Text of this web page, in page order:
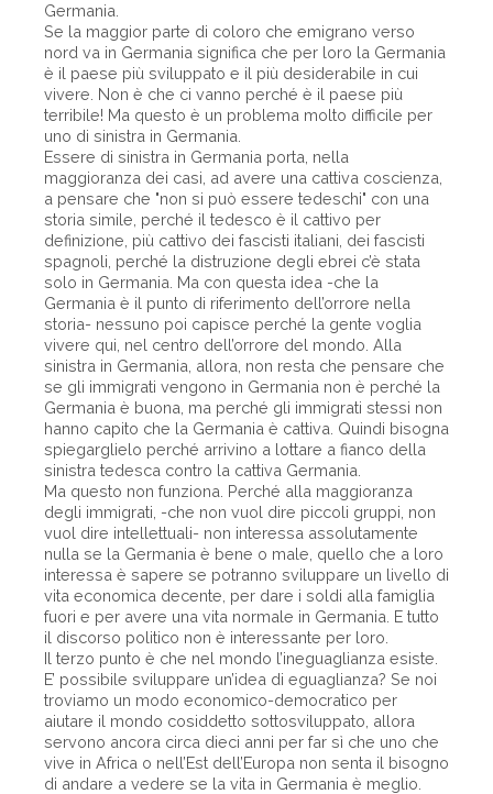
Germania.
Se la maggior parte di coloro che emigrano verso
nord va in Germania significa che per loro la Germania
è il paese più sviluppato e il più desiderabile in cui
vivere. Non è che ci vanno perché è il paese più
terribile! Ma questo è un problema molto difficile per
uno di sinistra in Germania.
Essere di sinistra in Germania porta, nella
maggioranza dei casi, ad avere una cattiva coscienza,
a pensare che "non si può essere tedeschi" con una
storia simile, perché il tedesco è il cattivo per
definizione, più cattivo dei fascisti italiani, dei fascisti
spagnoli, perché la distruzione degli ebrei c’è stata
solo in Germania. Ma con questa idea -che la
Germania è il punto di riferimento dell’orrore nella
storia- nessuno poi capisce perché la gente voglia
vivere qui, nel centro dell’orrore del mondo. Alla
sinistra in Germania, allora, non resta che pensare che
se gli immigrati vengono in Germania non è perché la
Germania è buona, ma perché gli immigrati stessi non
hanno capito che la Germania è cattiva. Quindi bisogna
spiegarglielo perché arrivino a lottare a fianco della
sinistra tedesca contro la cattiva Germania.
Ma questo non funziona. Perché alla maggioranza
degli immigrati, -che non vuol dire piccoli gruppi, non
vuol dire intellettuali- non interessa assolutamente
nulla se la Germania è bene o male, quello che a loro
interessa è sapere se potranno sviluppare un livello di
vita economica decente, per dare i soldi alla famiglia
fuori e per avere una vita normale in Germania. E tutto
il discorso politico non è interessante per loro.
Il terzo punto è che nel mondo l’ineguaglianza esiste.
E’ possibile sviluppare un’idea di eguaglianza? Se noi
troviamo un modo economico-democratico per
aiutare il mondo cosiddetto sottosviluppato, allora
servono ancora circa dieci anni per far sì che uno che
vive in Africa o nell’Est dell’Europa non senta il bisogno
di andare a vedere se la vita in Germania è meglio.